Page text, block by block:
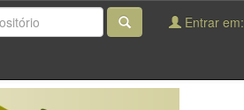
Entrar em: